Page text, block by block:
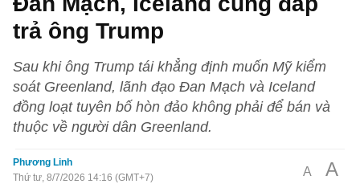
trả ông Trump
Sau khi ông Trump tái khẳng định muốn Mỹ kiểm
soát Greenland, lãnh đạo Đan Mạch và Iceland
đồng loạt tuyên bố hòn đảo không phải để bán và
thuộc về người dân Greenland.
Phương Linh
Thứ tư, 8/7/2026 14:16 (GMT+7)
A A